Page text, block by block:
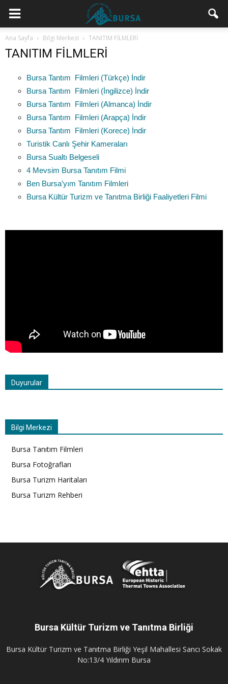
Ana Sayfa Bilgi Merkezi TANITIM FİLMLERİ
TANITIM FİLMLERİ
Bursa Tantım Filmleri (Türkçe) İndir
Bursa Tantım Filmleri (İngilizce) İndir
Bursa Tantım Filmleri (Almanca) İndir
Bursa Tantım Filmleri (Arapça) İndir
Bursa Tantım Filmleri (Korece) İndir
Turistik Canlı Şehir Kameraları
Bursa Sualtı Belgeseli
4 Mevsim Bursa Tanıtım Filmi
Ben Bursa’yım Tanıtım Filmleri
Bursa Kültür Turizm ve Tanıtma Birliği Faaliyetleri Filmi
Duyurular
Bilgi Merkezi
Bursa Tanıtım Filmleri
Bursa Fotoğrafları
Bursa Turizm Haritaları
Bursa Turizm Rehberi
Bursa Kültür Turizm ve Tanıtma Birliği
Bursa Kültür Turizm ve Tanıtma Birliği Yeşil Mahallesi Sancı Sokak
No:13/4 Yıldırım Bursa